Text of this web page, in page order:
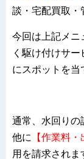
談・宅配買取・
今回は上記メニ
く駆け付けサ
にスポットを当
通常、水回りの
他に
【作業料
用を請求され